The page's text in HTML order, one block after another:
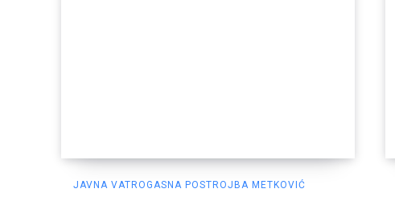
JAVNA VATROGASNA POSTROJBA METKOVIĆ